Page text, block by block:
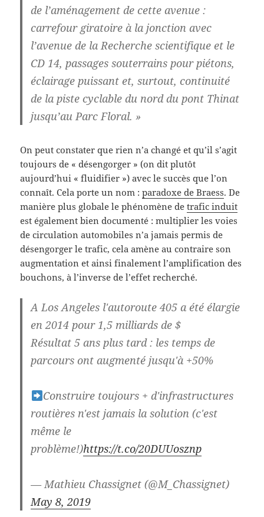
de l’aménagement de cette avenue :
carrefour giratoire à la jonction avec
l’avenue de la Recherche scientifique et le
CD 14, passages souterrains pour piétons,
éclairage puissant et, surtout, continuité
de la piste cyclable du nord du pont Thinat
jusqu’au Parc Floral. »
On peut constater que rien n’a changé et qu’il s’agit
toujours de « désengorger » (on dit plutôt
aujourd’hui « fluidifier ») avec le succès que l’on
connaît. Cela porte un nom :paradoxe de Braess. De
manière plus globale le phénomène detrafic induit
est également bien documenté : multiplier les voies
de circulation automobiles n’a jamais permis de
désengorger le trafic, cela amène au contraire son
augmentation et ainsi finalement l’amplification des
bouchons, à l’inverse de l’effet recherché.
A Los Angeles l'autoroute 405 a été élargie
en 2014 pour 1,5 milliards de $
Résultat 5 ans plus tard : les temps de
parcours ont augmenté jusqu'à +50%
Construire toujours + d'infrastructures
routières n'est jamais la solution (c'est
même le
problème!)https://t.co/20DUUosznp
— Mathieu Chassignet (@M_Chassignet)
May 8, 2019